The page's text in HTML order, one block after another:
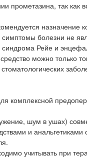
прометазина, так как
назначение
болезни не
синдрома Рейе и
можно только
комплексной
шум в ушах)
и анальгетиками
учитывать при